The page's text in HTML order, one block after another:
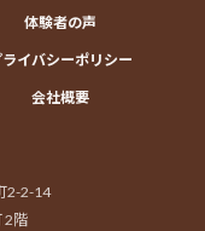
体験者の声
ライバシーポリシー
会社概要
2-2-14
2階